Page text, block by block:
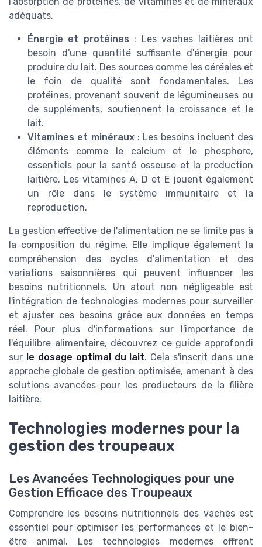
adéquats.
Énergie et protéines : Les vaches laitières ont
besoin d'une quantité suffisante d'énergie pour
produire du lait. Des sources comme les céréales et
le foin de qualité sont fondamentales. Les
protéines, provenant souvent de légumineuses ou
de suppléments, soutiennent la croissance et le
lait.
Vitamines et minéraux: Les besoins incluent des
éléments comme le calcium et le phosphore,
essentiels pour la santé osseuse et la production
laitière. Les vitamines A, D et E jouent également
un rôle dans le système immunitaire et la
reproduction.
La gestion effective de l'alimentation ne se limite pas à
la composition du régime. Elle implique également la
compréhension des cycles d'alimentation et des
variations saisonnières qui peuvent influencer les
besoins nutritionnels. Un atout non négligeable est
l'intégration de technologies modernes pour surveiller
et ajuster ces besoins grâce aux données en temps
réel. Pour plus d'informations sur l'importance de
l'équilibre alimentaire, découvrez ce guide approfondi
sur le dosage optimal du lait. Cela s'inscrit dans une
approche globale de gestion optimisée, amenant à des
solutions avancées pour les producteurs de la filière
laitière.
Technologies modernes pour la
gestion des troupeaux
Les Avancées Technologiques pour une
Gestion Efficace des Troupeaux
Comprendre les besoins nutritionnels des vaches est
essentiel pour optimiser les performances et le bien-
être animal. Les technologies modernes offrent